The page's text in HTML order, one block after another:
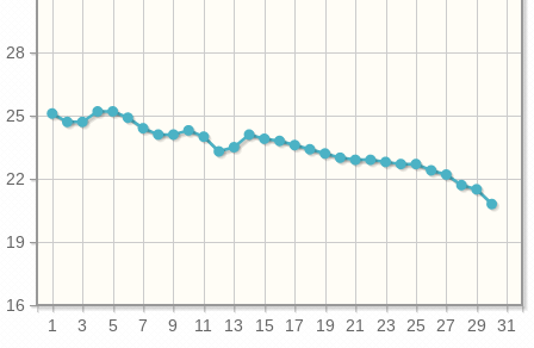
1 3 5 7 9 11 13 15 17 19 21 23 25 27 29 31
16
19
22
25
28